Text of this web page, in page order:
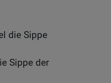
die Sippe
Sippe der